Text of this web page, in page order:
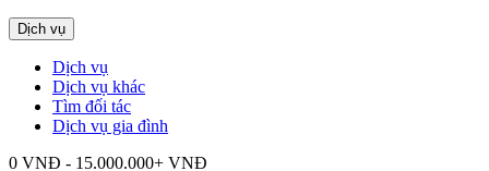
Dịch vụ
Dịch vụ
Dịch vụ khác
Tìm đối tác
Dịch vụ gia đình
0 VNĐ - 15.000.000+ VNĐ